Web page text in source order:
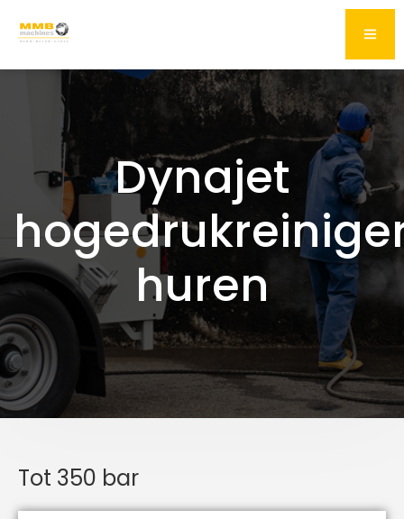
Dynajet
huren
Tot 350 bar